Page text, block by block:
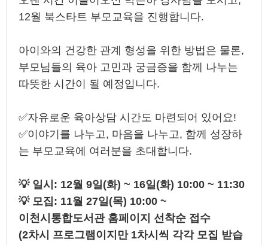
오디오북
시요일
고전백서
12월 북스타트 부모교육을 진행합니다.
아이와의 건강한 관계 형성을 위한 방법은 물론,
부모님들의 육아 고민과 궁금증을 함께 나누는
따뜻한 시간이 될 예정입니다.
✅자유로운 육아상담 시간도 마련되어 있어요!
✅이야기를 나누고, 마음을 나누고, 함께 성장하
는 부모교육에 여러분을 초대합니다.
💡 일시: 12월 9일(화) ~ 16일(화) 10:00 ~ 11:30
💡 모집: 11월 27일(목) 10:00 ~
이천시통합도서관 홈페이지 선착순 접수
(2차시 프로그램이지만 1차시씩 각각 모집 받습